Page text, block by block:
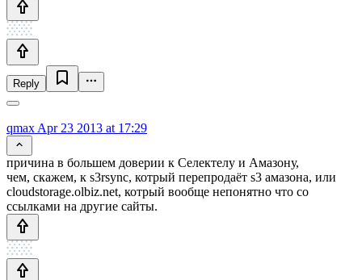
Reply
qmax Apr 23 2013 at 17:29
причина в большем доверии к Селектелу и Амазону,
чем, скажем, к s3rsync, котрый перепродаёт s3 амазона, или
cloudstorage.olbiz.net, котрый вообще непонятно что со
ссылками на другие сайты.